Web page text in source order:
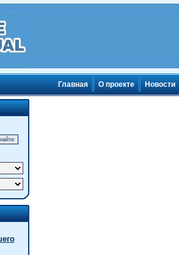
Главная О проекте Новости